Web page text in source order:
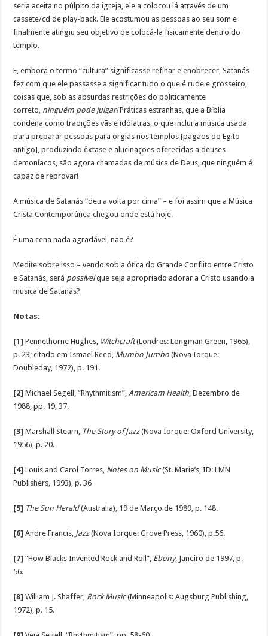
seria aceita no púlpito da igreja, ele a colocou lá através de um
cassete/cd de play-back. Ele acostumou as pessoas ao seu som e
finalmente atingiu seu objetivo de colocá-la fisicamente dentro do
templo.
E, embora o termo “cultura” significasse refinar e enobrecer, Satanás
fez com que ele passasse a significar tudo o que é rude e grosseiro,
coisas que, sob as absurdas restrições do politicamente
correto, ninguém pode julgar!Práticas estranhas, que a Bíblia
condena como tradições vãs e idólatras, o que inclui a música usada
para preparar pessoas para orgias nos templos [pagãos do Egito
antigo], produzindo êxtase e alucinações oferecidas a deuses
demoníacos, são agora chamadas de música de Deus, que ninguém é
capaz de reprovar!
A música de Satanás “deu a volta por cima” – e foi assim que a Música
Cristã Contemporânea chegou onde está hoje.
É uma cena nada agradável, não é?
Medite sobre isso – vendo sob a ótica do Grande Conflito entre Cristo
e Satanás, será possívelque seja apropriado adorar a Cristo usando a
música de Satanás?
Notas:
[1] Pennethorne Hughes, Witchcraft(Londres: Longman Green, 1965),
p. 23; citado em Ismael Reed, Mumbo Jumbo(Nova Iorque:
Doubleday, 1972), p. 191.
[2]Michael Segell, “Rhythmitism”,Americam Health , Dezembro de
1988, pp. 19, 37.
[3] Marshall Stearn, The Story of Jazz(Nova Iorque: Oxford University,
1956), p. 20.
[4] Louis and Carol Torres, Notes on Music(St. Marie’s, ID: LMN
Publishers, 1993), p. 36
[5] The Sun Herald(Australia), 19 de Março de 1989, p. 148.
[6] Andre Francis, Jazz(Nova Iorque: Grove Press, 1960), p.56.
[7] “How Blacks Invented Rock and Roll”, Ebony, Janeiro de 1997, p.
56.
[8] William J. Shaffer, Rock Music(Minneapolis: Augsburg Publishing,
1972), p. 15.